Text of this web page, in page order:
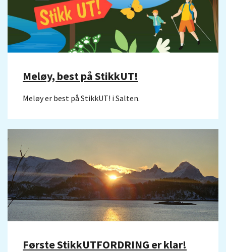
Meløy, best på StikkUT!
Meløy er best på StikkUT! i Salten.
Første StikkUTFORDRING er klar!